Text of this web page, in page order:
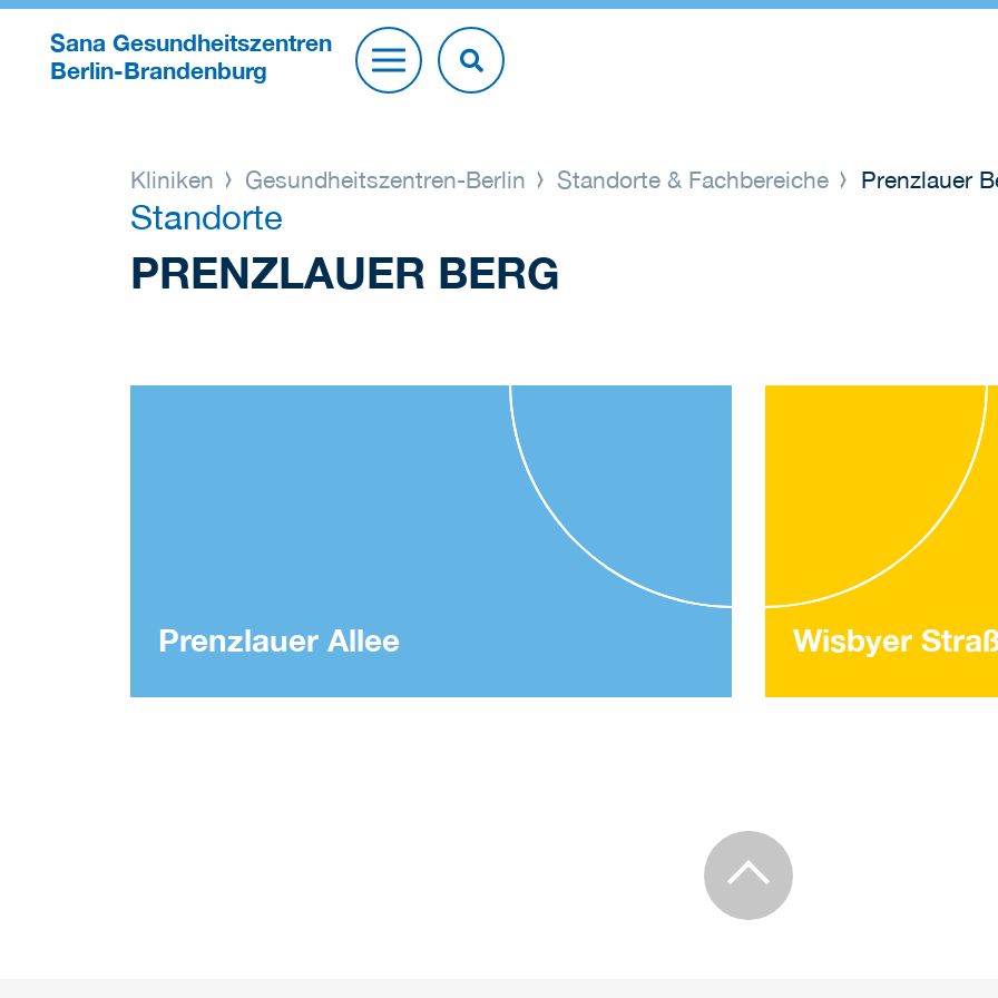
Sana Gesundheitszentren
Berlin-Brandenburg
Kliniken Gesundheitszentren-Berlin Standorte & Fachbereiche Prenzlauer
Standorte
PRENZLAUER BERG
Prenzlauer Allee Wisbyer